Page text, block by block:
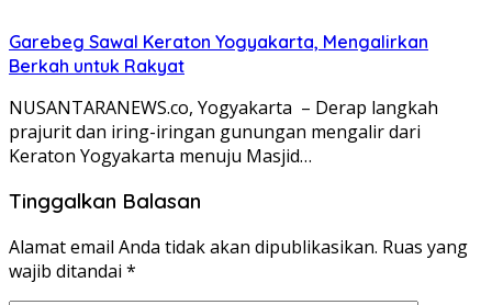
Garebeg Sawal Keraton Yogyakarta, Mengalirkan
Berkah untuk Rakyat
NUSANTARANEWS.co, Yogyakarta – Derap langkah
prajurit dan iring-iringan gunungan mengalir dari
Keraton Yogyakarta menuju Masjid…
Tinggalkan Balasan
Alamat email Anda tidak akan dipublikasikan. Ruas yang
wajib ditandai *